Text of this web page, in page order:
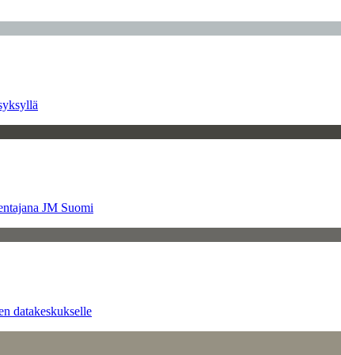
JM Suomi
datakeskukselle